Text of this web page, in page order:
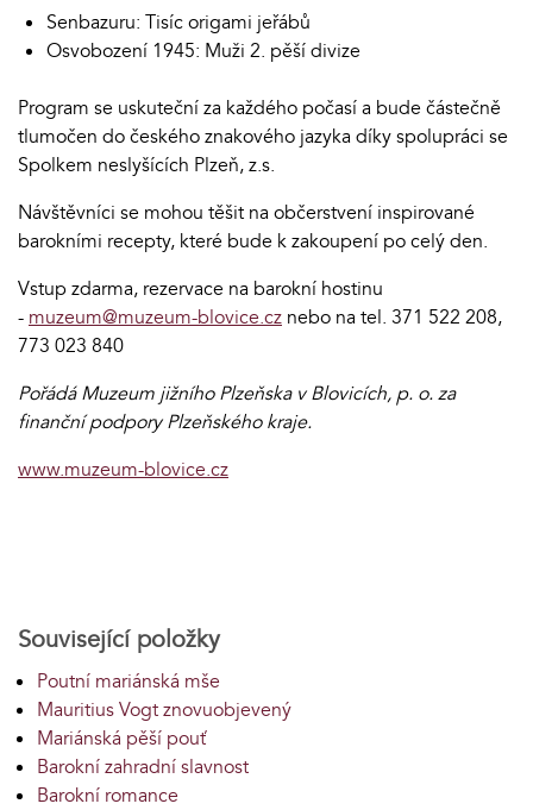
Senbazuru: Tisíc origami jeřábů
Osvobození 1945: Muži 2. pěší divize
Program se uskuteční za každého počasí a bude částečně
tlumočen do českého znakového jazyka díky spolupráci se
Spolkem neslyšících Plzeň, z.s.
Návštěvníci se mohou těšit na občerstvení inspirované
barokními recepty, které bude k zakoupení po celý den.
Vstup zdarma, rezervace na barokní hostinu
- muzeum@muzeum-blovice.cz nebo na tel. 371 522 208,
773 023 840
Pořádá Muzeum jižního Plzeňska v Blovicích, p. o. za
finanční podpory Plzeňského kraje.
www.muzeum-blovice.cz
Související položky
Poutní mariánská mše
Mauritius Vogt znovuobjevený
Mariánská pěší pouť
Barokní zahradní slavnost
Barokní romance